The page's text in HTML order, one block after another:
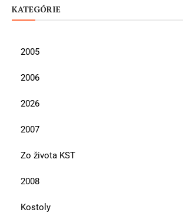
KATEGÓRIE
2005
2006
2026
2007
Zo života KST
2008
Kostoly